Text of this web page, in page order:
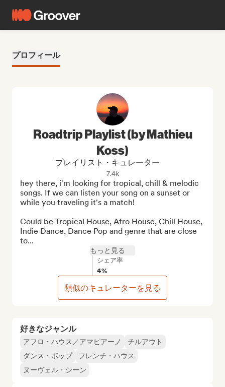
プロフィール
好きなジャンル
アフロ・ハウス／アマピアーノ
チルアウト
ダンス・ポップ
フレンチ・ハウス
ヌーヴェル・シーン
Roadtrip Playlist (by Mathieu
Koss)
プレイリスト・キュレーター
7.4k
hey there, i'm looking for tropical, chill & melodic
songs. If we can listen your song on a sunset or
while you traveling it's a match!
Could be Tropical House, Afro House, Chill House,
Indie Dance, Dance Pop and genre that are close
to...
もっと見る
シェア率
4%
類似のキュレーターを見る